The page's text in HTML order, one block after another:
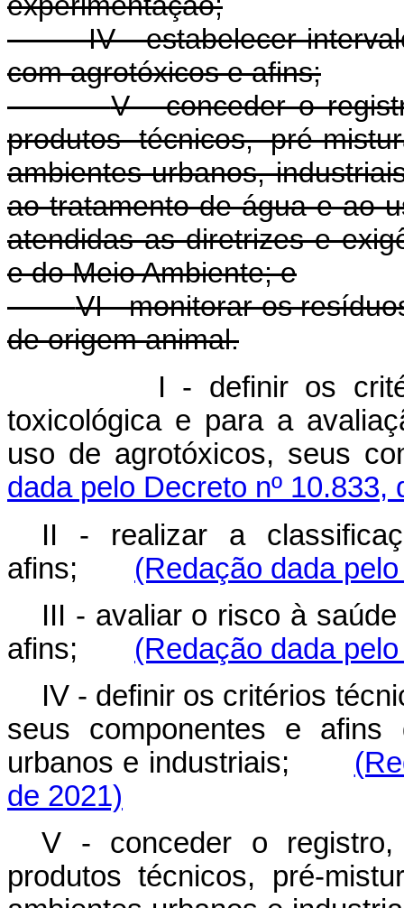
IV - estabelecer
com agrotóxicos e afins;
V - conceder o
produtos técnicos, pré-
ambientes urbanos,
ao tratamento de água e ao
atendidas as diretrizes e
e do Meio Ambiente; e
VI - monitorar os
de origem animal.
I - definir os
toxicológica e para a
uso de agrotóxicos,
dada pelo Decreto nº 10.833,
II - realizar a
afins; (Redação dada
III - avaliar o risco à
afins; (Redação dada
IV - definir os critérios
seus componentes e afins
urbanos e industriais;
de 2021)
V - conceder o registro,
produtos técnicos, pré-